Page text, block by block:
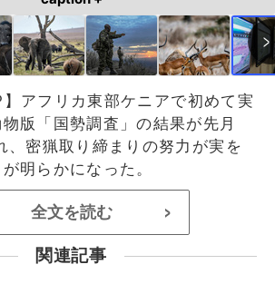
】アフリカ東部ケニアで初めて実
版「国勢調査」の結果が先月
、密猟取り締まりの努力が実を
明らかになった。
全文を読む >
関連記事